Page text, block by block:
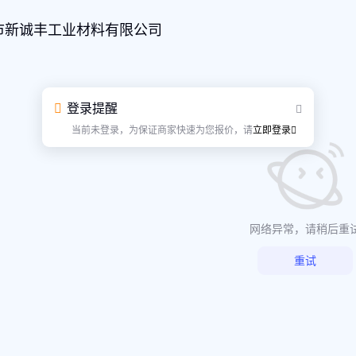
新诚丰工业材料有限公司
登录提醒
当前未登录，为保证商家快速为您报价，请立即登录
网络异常，请稍后重
重试